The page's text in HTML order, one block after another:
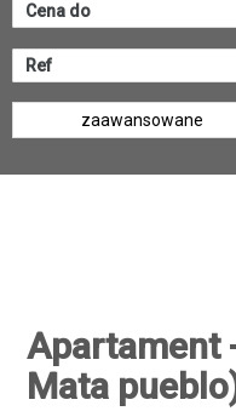
zaawansowane
Apartament
Mata